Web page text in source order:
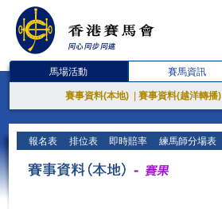
馬場活動 賽馬資訊
賽事資料(本地) 賽事資料(越洋轉播)
報名表 排位表 即時賠率 練馬師分場表